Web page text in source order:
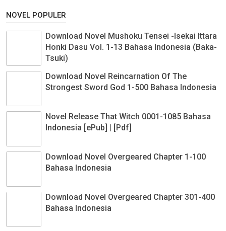
NOVEL POPULER
Download Novel Mushoku Tensei -Isekai Ittara
Honki Dasu Vol. 1-13 Bahasa Indonesia (Baka-
Tsuki)
Download Novel Reincarnation Of The
Strongest Sword God 1-500 Bahasa Indonesia
Novel Release That Witch 0001-1085 Bahasa
Indonesia [ePub] | [Pdf]
Download Novel Overgeared Chapter 1-100
Bahasa Indonesia
Download Novel Overgeared Chapter 301-400
Bahasa Indonesia